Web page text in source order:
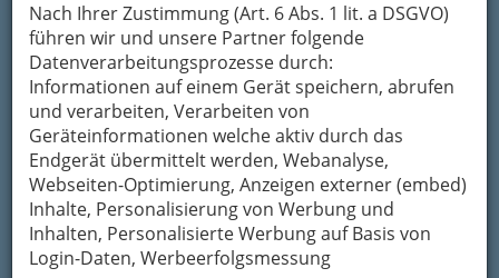
Nach Ihrer Zustimmung (Art. 6 Abs. 1 lit. a DSGVO)
führen wir und unsere Partner folgende
Datenverarbeitungsprozesse durch:
Informationen auf einem Gerät speichern, abrufen
und verarbeiten, Verarbeiten von
Geräteinformationen welche aktiv durch das
Endgerät übermittelt werden, Webanalyse,
Webseiten-Optimierung, Anzeigen externer (embed)
Inhalte, Personalisierung von Werbung und
Inhalten, Personalisierte Werbung auf Basis von
Login-Daten, Werbeerfolgsmessung
Neue Chancen für Ihr
Haar!
Ihr Grazer Lasersalon mit
Spezialberatung!
Bioenergetische Stimulation
mit
sanften Laserstrahlen!
LASER - BEHANDLUNG:
DIE NEUE CHANCE